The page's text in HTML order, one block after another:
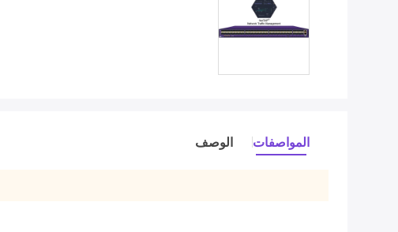
المواصفات الوصف